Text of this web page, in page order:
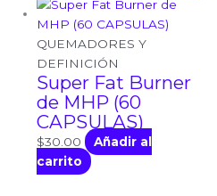
QUEMADORES Y
DEFINICIÓN
Super Fat Burner
de MHP (60
CAPSULAS)
$30.00
Añadir al
carrito